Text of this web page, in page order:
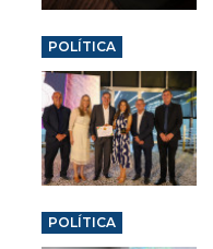
POLÍTICA
POLÍTICA